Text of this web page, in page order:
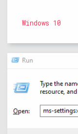
Windows 10